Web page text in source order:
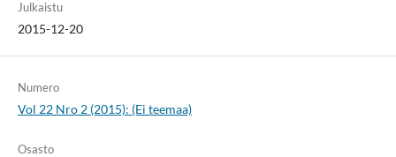
Julkaistu
2015-12-20
Numero
Vol 22 Nro 2 (2015): (Ei teemaa)
Osasto